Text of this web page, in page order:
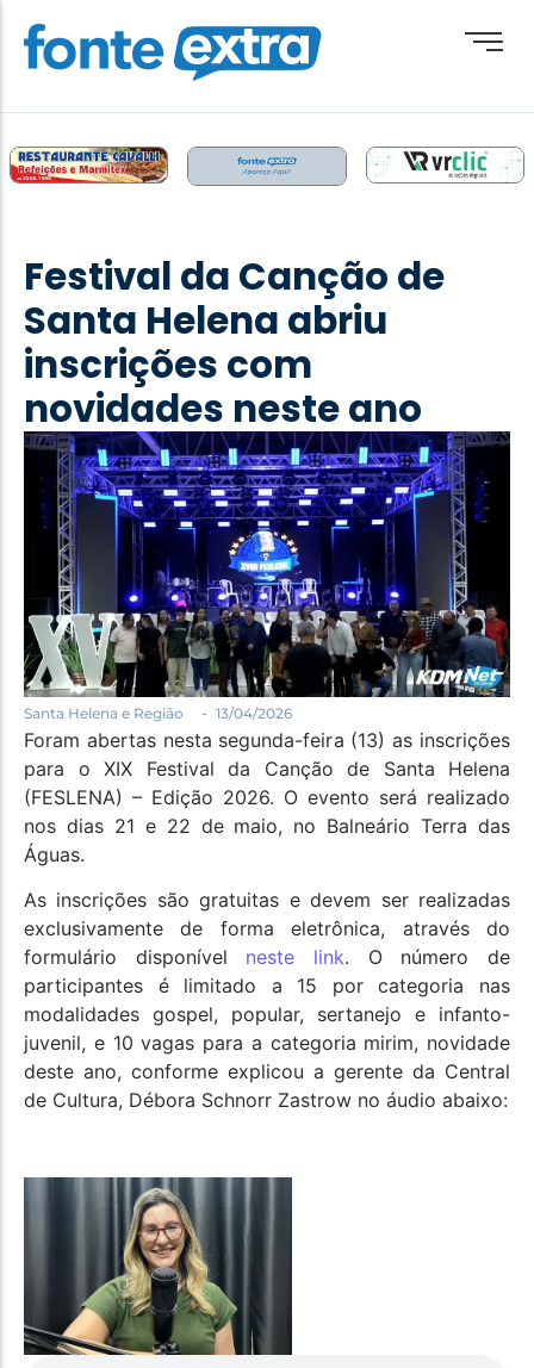
Destaque
Esporte
Geral
Obituário
Paraguai
Paraná
Política
Santa Helena e Região
Saúde e Bem-Estar
Festival da Canção de
Santa Helena abriu
inscrições com
novidades neste ano
Santa Helena e Região - 13/04/2026
Foram abertas nesta segunda-feira (13) as inscrições
para o XIX Festival da Canção de Santa Helena
(FESLENA) – Edição 2026. O evento será realizado
nos dias 21 e 22 de maio, no Balneário Terra das
Águas.
As inscrições são gratuitas e devem ser realizadas
exclusivamente de forma eletrônica, através do
formulário disponível neste link. O número de
participantes é limitado a 15 por categoria nas
modalidades gospel, popular, sertanejo e infanto-
juvenil, e 10 vagas para a categoria mirim, novidade
deste ano, conforme explicou a gerente da Central
de Cultura, Débora Schnorr Zastrow no áudio abaixo: